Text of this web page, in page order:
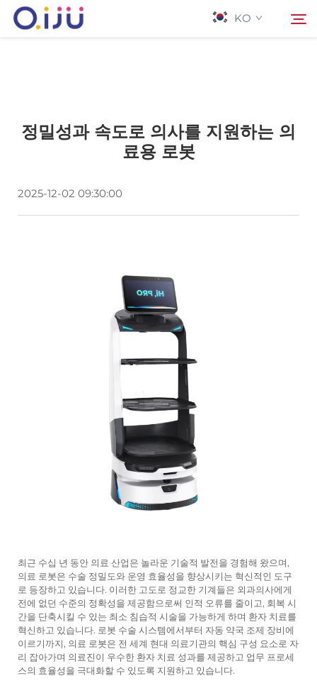
KO
회사 소개
응용 프로그램
정밀성과 속도로 의사를 지원하는 의
료용 로봇
2025-12-02 09:30:00
최근 수십 년 동안 의료 산업은 놀라운 기술적 발전을 경험해 왔으며,
의료 로봇은 수술 정밀도와 운영 효율성을 향상시키는 혁신적인 도구
로 등장하고 있습니다. 이러한 고도로 정교한 기계들은 외과의사에게
전에 없던 수준의 정확성을 제공함으로써 인적 오류를 줄이고, 회복 시
간을 단축시킬 수 있는 최소 침습적 시술을 가능하게 하며 환자 치료를
혁신하고 있습니다. 로봇 수술 시스템에서부터 자동 약국 조제 장비에
이르기까지, 의료 로봇은 전 세계 현대 의료기관의 핵심 구성 요소로 자
리 잡아가며 의료진이 우수한 환자 치료 성과를 제공하고 업무 프로세
스의 효율성을 극대화할 수 있도록 지원하고 있습니다.